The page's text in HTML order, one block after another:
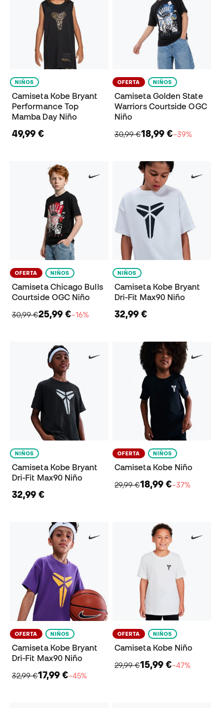
NIÑOS
Camiseta Kobe Bryant
Performance Top
Mamba Day Niño
49,99 €
OFERTA NIÑOS
Camiseta Golden State
Warriors Courtside OGC
Niño
30,99 €18,99 €−39%
OFERTA NIÑOS
Camiseta Chicago Bulls
Courtside OGC Niño
30,99 €25,99 €−16%
NIÑOS
Camiseta Kobe Bryant
Dri-Fit Max90 Niño
32,99 €
NIÑOS
Camiseta Kobe Bryant
Dri-Fit Max90 Niño
32,99 €
OFERTA NIÑOS
Camiseta Kobe Niño
29,99 €18,99 €−37%
OFERTA NIÑOS
Camiseta Kobe Bryant
Dri-Fit Max90 Niño
32,99 €17,99 €−45%
OFERTA NIÑOS
Camiseta Kobe Niño
29,99 €15,99 €−47%